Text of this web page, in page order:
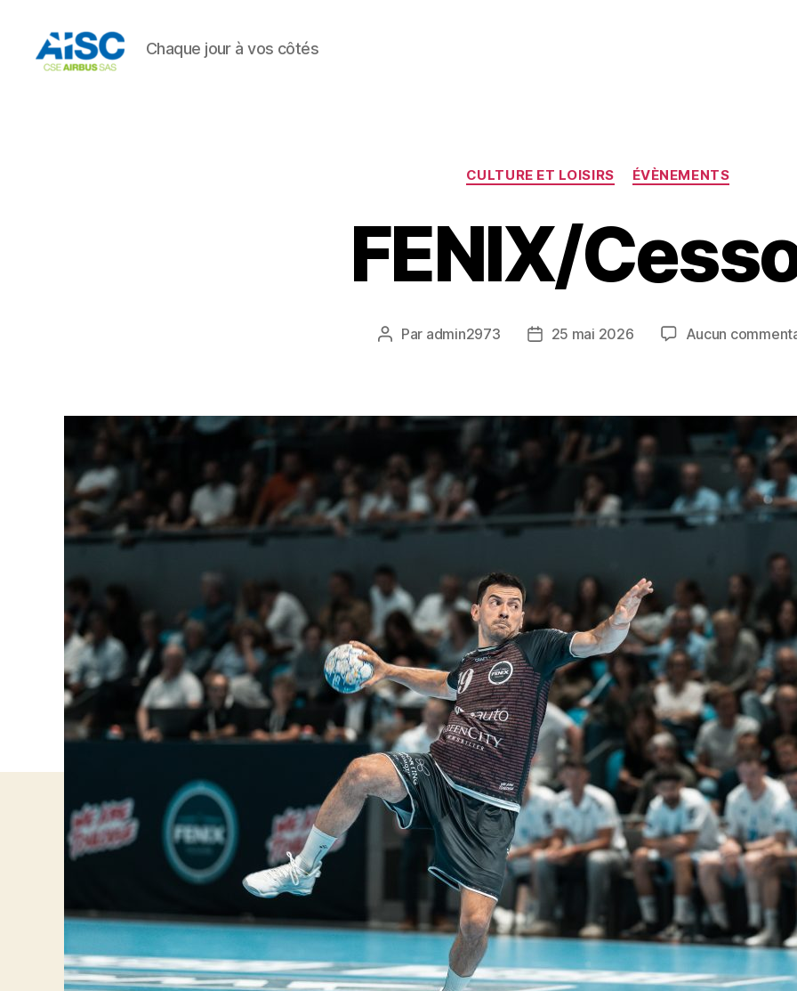
Chaque jour à vos côtés
Catégories
CULTURE ET LOISIRS ÉVÈNEMENTS
FENIX/
Auteur
Par admin2973
Date25 mai 2026 Aucun